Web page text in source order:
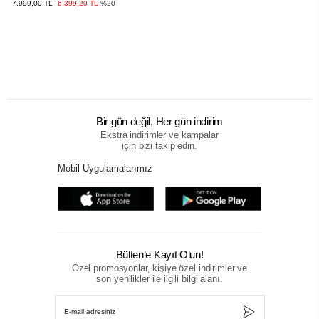
7.999,00 TL 6.399,20 TL -%20
Bir gün değil, Her gün indirim
Ekstra indirimler ve kampalar
için bizi takip edin.
Mobil Uygulamalarımız
Bülten’e Kayıt Olun!
Özel promosyonlar, kişiye özel indirimler ve
son yenilikler ile ilgili bilgi alanı.